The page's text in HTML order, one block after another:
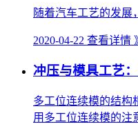
随着汽车工艺的发展
2020-04-22 查看详情
冲压与模具工艺
多工位连续模的结构
用多工位连续模的注